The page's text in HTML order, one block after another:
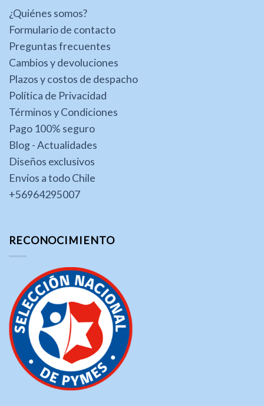
¿Quiénes somos?
Formulario de contacto
Preguntas frecuentes
Cambios y devoluciones
Plazos y costos de despacho
Política de Privacidad
Términos y Condiciones
Pago 100% seguro
Blog - Actualidades
Diseños exclusivos
Envíos a todo Chile
+56964295007
RECONOCIMIENTO